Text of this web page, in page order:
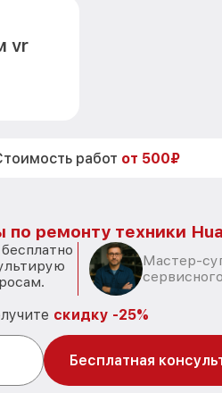
vr
работ от 500₽
по ремонту техники
Мастер-
скидку -25%
Бесплатная